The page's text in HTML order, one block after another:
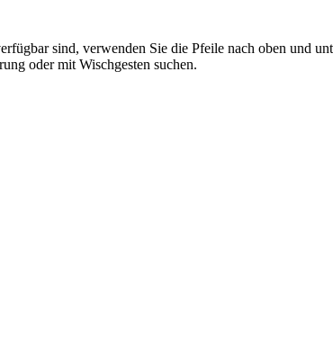
sind, verwenden Sie die Pfeile nach oben und
oder mit Wischgesten suchen.